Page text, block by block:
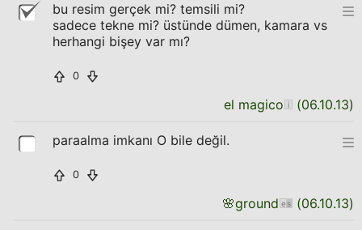
bu resim gerçek mi? temsili mi?
sadece tekne mi? üstünde dümen, kamara vs
herhangi bişey var mı?
0
el magico (06.10.13)
paraalma imkanı O bile değil.
0
🌸ground (06.10.13)